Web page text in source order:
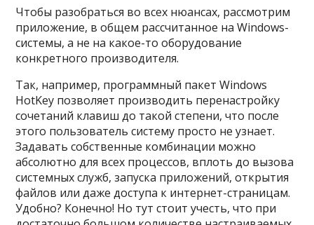
Чтобы разобраться во всех нюансах, рассмотрим
приложение, в общем рассчитанное на Windows-
системы, а не на какое-то оборудование
конкретного производителя.
Так, например, программный пакет Windows
HotKey позволяет производить перенастройку
сочетаний клавиш до такой степени, что после
этого пользователь систему просто не узнает.
Задавать собственные комбинации можно
абсолютно для всех процессов, вплоть до вызова
системных служб, запуска приложений, открытия
файлов или даже доступа к интернет-страницам.
Удобно? Конечно! Но тут стоит учесть, что при